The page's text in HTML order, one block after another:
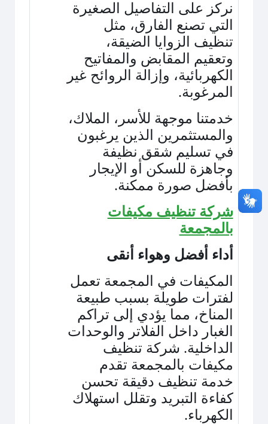
نركز على التفاصيل الصغيرة
التي تصنع الفارق، مثل
تنظيف الزوايا الضيقة،
وتعقيم المقابض والمفاتيح
الكهربائية، وإزالة الروائح غير
المرغوبة.
خدمتنا موجهة للأسر، الملاك،
والمستثمرين الذين يرغبون
في تسليم شقق نظيفة
وجاهزة للسكن أو الإيجار
بأفضل صورة ممكنة.
شركة تنظيف مكيفات
بالمجمعة
أداء أفضل وهواء أنقى
المكيفات في المجمعة تعمل
لفترات طويلة بسبب طبيعة
المناخ، مما يؤدي إلى تراكم
الغبار داخل الفلاتر والوحدات
الداخلية. شركة تنظيف
مكيفات بالمجمعة تقدم
خدمة تنظيف دقيقة تحسن
كفاءة التبريد وتقلل استهلاك
الكهرباء.